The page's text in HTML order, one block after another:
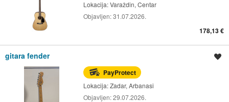
Lokacija:Varaždin, Centar
Objavljen:31.07.2026.
178,13 €
gitara fender
PayProtect
Lokacija:Zadar, Arbanasi
Objavljen:29.07.2026.